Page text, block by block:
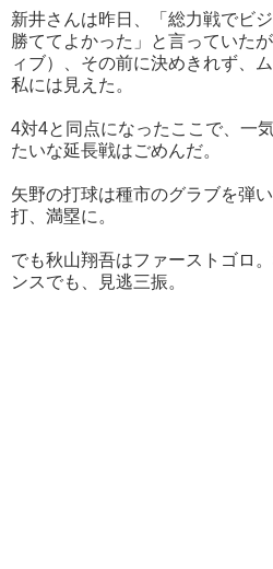
新井さんは昨日、「総力戦でビ
勝ててよかった」と言っていた
ィブ）、その前に決めきれず、
私には見えた。
4対4と同点になったここで、一
たいな延長戦はごめんだ。
矢野の打球は種市のグラブを弾
打、満塁に。
でも秋山翔吾はファーストゴロ
ンスでも、見逃三振。